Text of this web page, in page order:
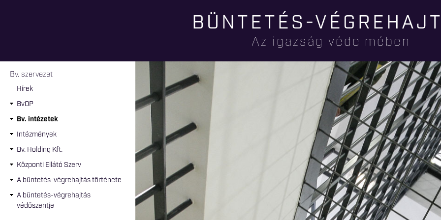
tartalomra
BÜNTETÉS-
Az igazság védelmében
Jelenlegi hely
Bv. szervezet
Hírek
BvOP
Bv. intézetek
Intézmények
Bv. Holding Kft.
Központi Ellátó Szerv
A büntetés-végrehajtás története
A büntetés-végrehajtás
védőszentje